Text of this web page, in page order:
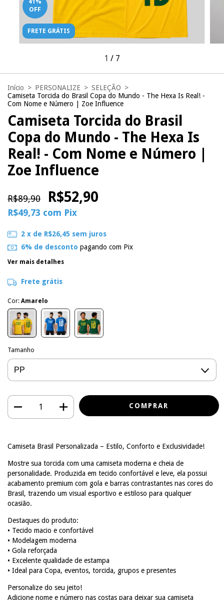
OFF
FRETE GRÁTIS
1 / 7
Início > PERSONALIZE > SELEÇÃO >
Camiseta Torcida do Brasil Copa do Mundo - The Hexa Is Real! -
Com Nome e Número | Zoe Influence
Camiseta Torcida do Brasil
Copa do Mundo - The Hexa Is
Real! - Com Nome e Número |
Zoe Influence
R$89,90 R$52,90
R$49,73 com Pix
2 x de R$26,45 sem juros
6% de desconto pagando com Pix
Ver mais detalhes
Frete grátis
Cor: Amarelo
Tamanho
Camiseta Brasil Personalizada – Estilo, Conforto e Exclusividade!
Mostre sua torcida com uma camiseta moderna e cheia de
personalidade. Produzida em tecido confortável e leve, ela possui
acabamento premium com gola e barras contrastantes nas cores do
Brasil, trazendo um visual esportivo e estiloso para qualquer
ocasião.
Destaques do produto:
• Tecido macio e confortável
• Modelagem moderna
• Gola reforçada
• Excelente qualidade de estampa
• Ideal para Copa, eventos, torcida, grupos e presentes
Personalize do seu jeito!
Adicione nome e número nas costas para deixar sua camiseta